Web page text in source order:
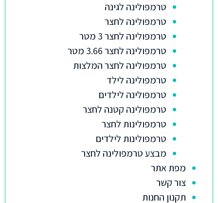
טרמפולינה לגינה
טרמפולינה לחצר
טרמפולינה לחצר 3 מטר
טרמפולינה לחצר 3.66 מטר
טרמפולינה לחצר המלצות
טרמפולינה לילד
טרמפולינה לילדים
טרמפולינה קטנה לחצר
טרמפולינות לחצר
טרמפולינות לילדים
מבצע טרמפולינה לחצר
מפת אתר
צור קשר
תקנון החנות